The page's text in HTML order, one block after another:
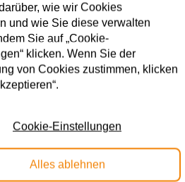
und
Linien
Die
was
Glas
in
wie wir Cookies
und wie Sie diese verwalten
Sie auf „Cookie-
klicken. Wenn Sie der
von Cookies zustimmen, klicken
Cookie-Einstellungen
Alles ablehnen